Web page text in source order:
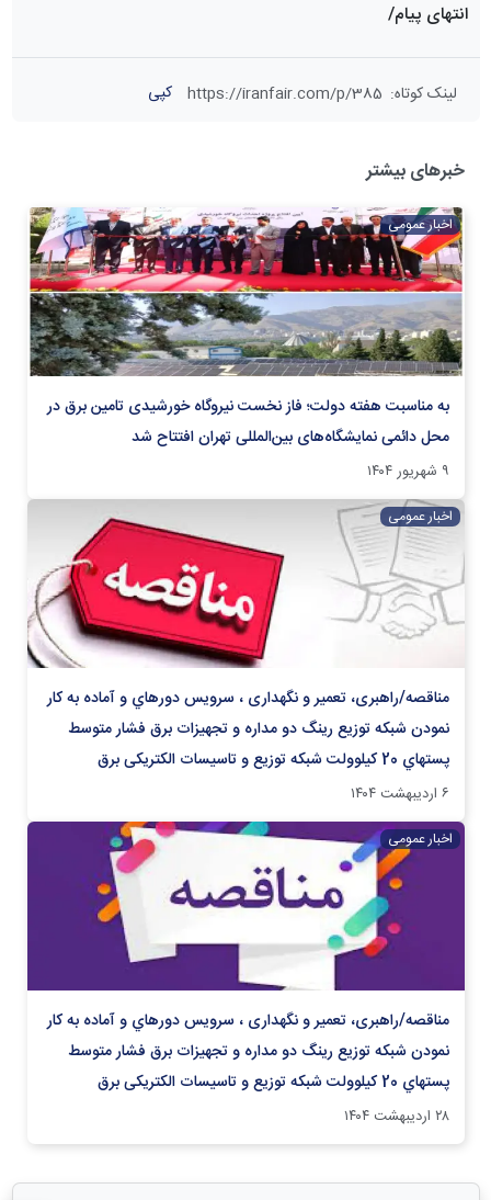
انتهای پیام/
لینک کوتاه:
https://iranfair.com/p/385 کپی
خبرهای بیشتر
اخبار عمومی
به مناسبت هفته دولت؛ فاز نخست نیروگاه خورشیدی تامین برق در
محل دائمی نمایشگاه‌های بین‌المللی تهران افتتاح شد
۹ شهریور ۱۴۰۴
اخبار عمومی
مناقصه/راهبری، تعمیر و نگهداری ، سرويس دوره‏اي و آماده به کار
نمودن شبکه توزیع رينگ دو مداره و تجهيزات برق فشار متوسط
پستهاي 20 كيلوولت شبکه توزیع و تاسیسات الکتریکی برق
۶ اردیبهشت ۱۴۰۴
اخبار عمومی
مناقصه/راهبری، تعمیر و نگهداری ، سرويس دوره‏اي و آماده به کار
نمودن شبکه توزیع رينگ دو مداره و تجهيزات برق فشار متوسط
پستهاي 20 كيلوولت شبکه توزیع و تاسیسات الکتریکی برق
۲۸ اردیبهشت ۱۴۰۴